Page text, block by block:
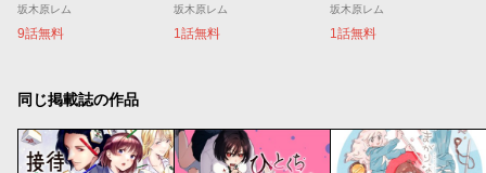
坂木原レム
9話無料
坂木原レム
1話無料
坂木原レム
1話無料
同じ掲載誌の作品